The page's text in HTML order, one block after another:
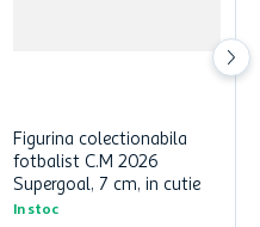
Figurina colectionabila
fotbalist C.M 2026
Supergoal, 7 cm, in cutie
In stoc